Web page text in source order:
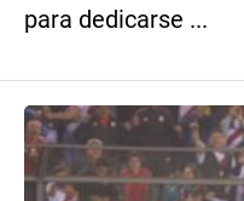
para dedicarse ...